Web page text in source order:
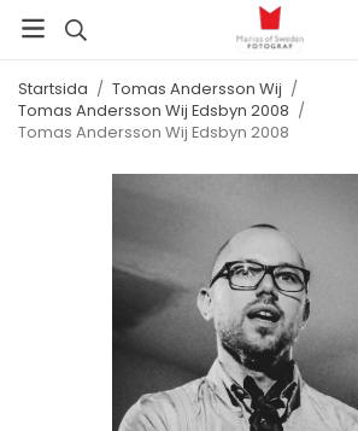
Startsida / Tomas Andersson Wij /
Tomas Andersson Wij Edsbyn 2008 /
Tomas Andersson Wij Edsbyn 2008